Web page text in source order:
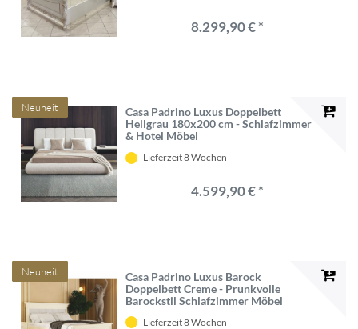
8.299,90 € *
Neuheit
Casa Padrino Luxus Doppelbett
Hellgrau 180x200 cm - Schlafzimmer
& Hotel Möbel
Lieferzeit 8 Wochen
4.599,90 € *
Neuheit
Casa Padrino Luxus Barock
Doppelbett Creme - Prunkvolle
Barockstil Schlafzimmer Möbel
Lieferzeit 8 Wochen